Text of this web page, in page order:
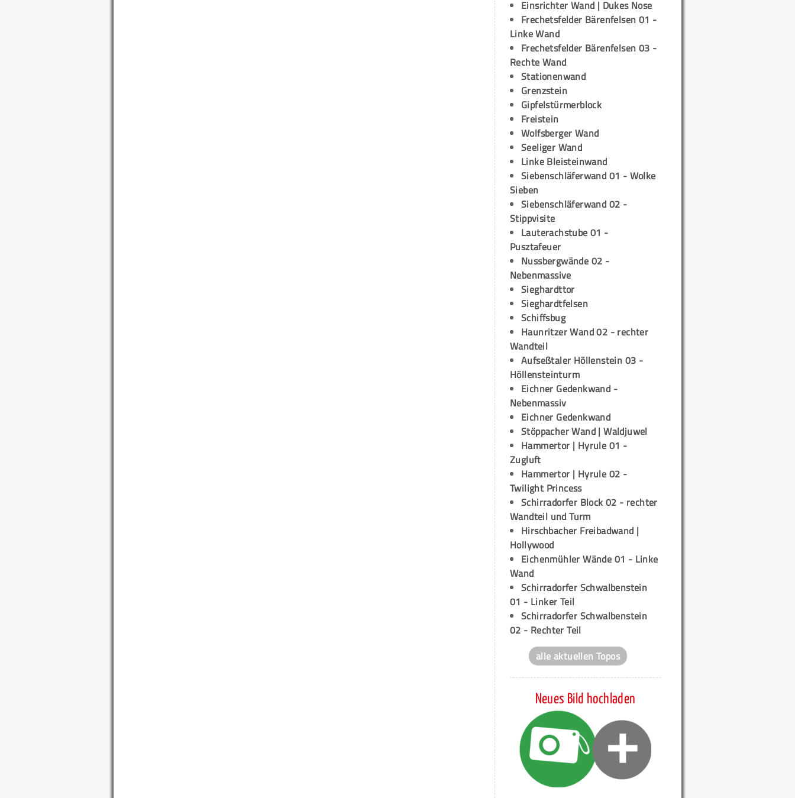
Einsrichter Wand | Dukes Nose
Frechetsfelder Bärenfelsen 01 -
Linke Wand
Frechetsfelder Bärenfelsen 03 -
Rechte Wand
Stationenwand
Grenzstein
Gipfelstürmerblock
Freistein
Wolfsberger Wand
Seeliger Wand
Linke Bleisteinwand
Siebenschläferwand 01 - Wolke
Sieben
Siebenschläferwand 02 -
Stippvisite
Lauterachstube 01 -
Pusztafeuer
Nussbergwände 02 -
Nebenmassive
Sieghardttor
Sieghardtfelsen
Schiffsbug
Haunritzer Wand 02 - rechter
Wandteil
Aufseßtaler Höllenstein 03 -
Höllensteinturm
Eichner Gedenkwand -
Nebenmassiv
Eichner Gedenkwand
Stöppacher Wand | Waldjuwel
Hammertor | Hyrule 01 -
Zugluft
Hammertor | Hyrule 02 -
Twilight Princess
Schirradorfer Block 02 - rechter
Wandteil und Turm
Hirschbacher Freibadwand |
Hollywood
Eichenmühler Wände 01 - Linke
Wand
Schirradorfer Schwalbenstein
01 - Linker Teil
Schirradorfer Schwalbenstein
02 - Rechter Teil
alle aktuellen Topos
Neues Bild hochladen